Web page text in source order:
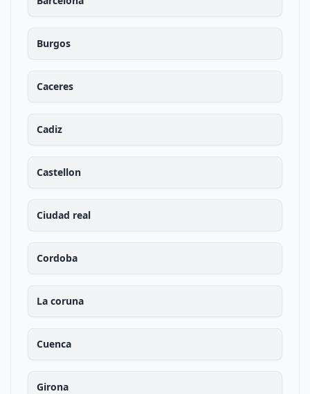
Burgos
Caceres
Cadiz
Castellon
Ciudad real
Cordoba
La coruna
Cuenca
Girona